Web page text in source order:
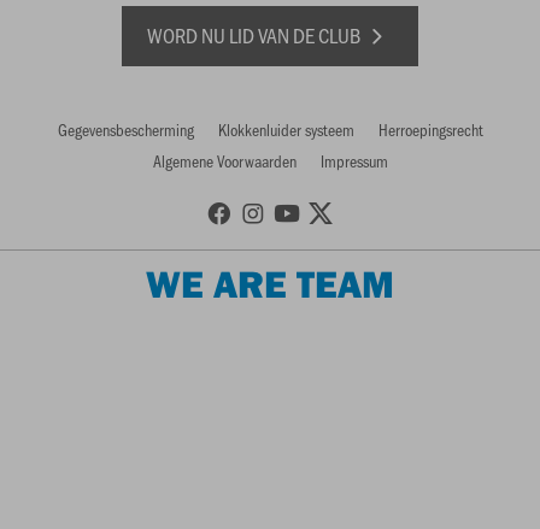
WORD NU LID VAN DE CLUB
Gegevensbescherming Klokkenluider systeem
Herroepingsrecht
Algemene Voorwaarden
Impressum
WE ARE TEAM